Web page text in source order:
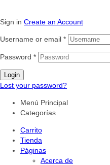
Sign in Create an Account
Username or email *
Password *
Login
Lost your password?
Menú Principal
Categorías
Carrito
Tienda
Páginas
Acerca de